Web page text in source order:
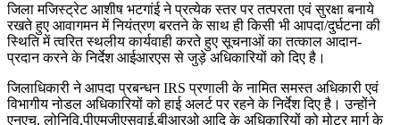
जिला मजिस्ट्रेट आशीष भटगांई ने प्रत्येक स्तर पर तत्परता एवं सुरक्षा बनाये
रखते हुए आवागमन में नियंत्रण बरतने के साथ ही किसी भी आपदा/दुर्घटना की
स्थिति में त्वरित स्थलीय कार्यवाही करते हुए सूचनाओं का तत्काल आदान-
प्रदान करने के निर्देश आईआरएस से जुड़े अधिकारियों को दिए है।
जिलाधिकारी ने आपदा प्रबन्धन IRS प्रणाली के नामित समस्त अधिकारी एवं
विभागीय नोडल अधिकारियों को हाई अलर्ट पर रहने के निर्देश दिए है। उन्होंने
एनएच, लोनिवि,पीएमजीएसवाई,बीआरओ आदि के अधिकारियों को मोटर मार्ग के